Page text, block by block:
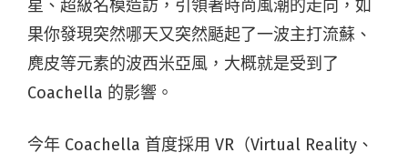
星、超級名模造訪，引領著時尚風潮的走向，如
果你發現突然哪天又突然颳起了一波主打流蘇、
麂皮等元素的波西米亞風，大概就是受到了
Coachella 的影響。
今年 Coachella 首度採用 VR（Virtual Reality、